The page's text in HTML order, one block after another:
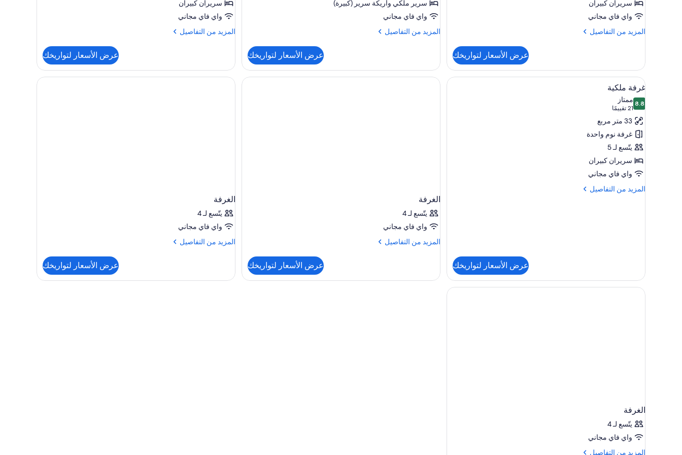
سريران كبيران
واي فاي مجاني
المزيد من التفاصيل
المزيد
غرفة
عائلية
عرض الأسعار لتواريخك
سرير ملكي‫‬ وأريكة سرير (كبيرة)
واي فاي مجاني
المزيد من التفاصيل
المزيد
غرفة
سوبيريور
عرض الأسعار لتواريخك
سريران كبيران
واي فاي مجاني
المزيد من التفاصيل
المزيد
غرفة
تقليدية
عرض الأسعار لتواريخك
استعراض
جميع
صور
غرفة
ملكية
خزنة داخل الغرفة ومساحة عمل للكمبيوتر المحمول وستائر تعتيم ومكواة/لوح كي
5
غرفة ملكية
8.88.8 من 10
ممتاز
21 تقييمًا(21
تقييمًا)
33 متر مربع
غرفة نوم واحدة
يتّسع لـ 5
سريران كبيران
واي فاي مجاني
المزيد من التفاصيل
المزيد
عرض الأسعار لتواريخك
الغرفة
يتّسع لـ 4
واي فاي مجاني
المزيد من التفاصيل
المزيد
الغرفة
عرض الأسعار لتواريخك
الغرفة
يتّسع لـ 4
واي فاي مجاني
المزيد من التفاصيل
المزيد
الغرفة
عرض الأسعار لتواريخك
الغرفة
يتّسع لـ 4
واي فاي مجاني
المزيد من التفاصيل
المزيد